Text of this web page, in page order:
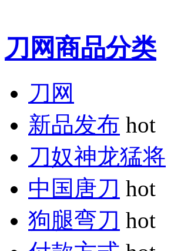
刀网商品分类
刀网
新品发布 hot
刀奴神龙猛将
中国唐刀 hot
狗腿弯刀 hot